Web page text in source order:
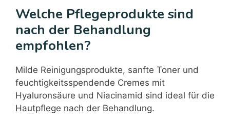
Welche Pflegeprodukte sind
nach der Behandlung
empfohlen?
Milde Reinigungsprodukte, sanfte Toner und
feuchtigkeitsspendende Cremes mit
Hyaluronsäure und Niacinamid sind ideal für die
Hautpflege nach der Behandlung.